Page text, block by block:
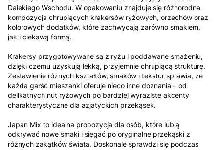
Dalekiego Wschodu. W opakowaniu znajduje się różnorodna
kompozycja chrupiących krakersów ryżowych, orzechów oraz
kolorowych dodatków, które zachwycają zarówno smakiem,
jak i ciekawą formą.
Krakersy przygotowywane są z ryżu i poddawane smażeniu,
dzięki czemu uzyskują lekką, przyjemnie chrupiącą strukturę.
Zestawienie różnych kształtów, smaków i tekstur sprawia, że
każda garść mieszanki oferuje nieco inne doznania – od
delikatnych nut ryżowych po bardziej wyraziste akcenty
charakterystyczne dla azjatyckich przekąsek.
Japan Mix to idealna propozycja dla osób, które lubią
odkrywać nowe smaki i sięgać po oryginalne przekąski z
różnych zakątków świata. Doskonale sprawdzi się podczas